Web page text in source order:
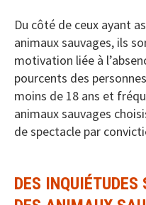
Du côté de ceux ayant
animaux sauvages, ils
motivation liée à
pourcents des
moins de 18 ans et
animaux sauvages
de spectacle par
DES